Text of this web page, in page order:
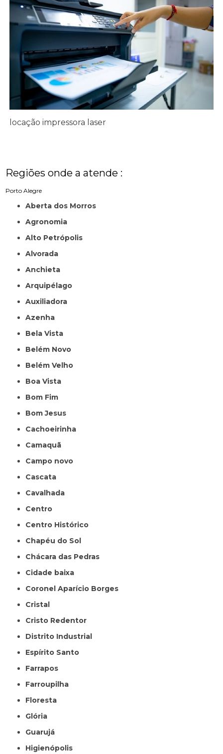
locação impressora laser
Regiões onde a atende :
Porto Alegre
Aberta dos Morros
Agronomia
Alto Petrópolis
Alvorada
Anchieta
Arquipélago
Auxiliadora
Azenha
Bela Vista
Belém Novo
Belém Velho
Boa Vista
Bom Fim
Bom Jesus
Cachoeirinha
Camaquã
Campo novo
Cascata
Cavalhada
Centro
Centro Histórico
Chapéu do Sol
Chácara das Pedras
Cidade baixa
Coronel Aparício Borges
Cristal
Cristo Redentor
Distrito Industrial
Espírito Santo
Farrapos
Farroupilha
Floresta
Glória
Guarujá
Higienópolis